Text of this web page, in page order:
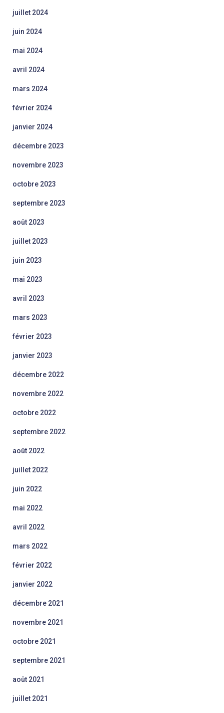
juillet 2024
juin 2024
mai 2024
avril 2024
mars 2024
février 2024
janvier 2024
décembre 2023
novembre 2023
octobre 2023
septembre 2023
août 2023
juillet 2023
juin 2023
mai 2023
avril 2023
mars 2023
février 2023
janvier 2023
décembre 2022
novembre 2022
octobre 2022
septembre 2022
août 2022
juillet 2022
juin 2022
mai 2022
avril 2022
mars 2022
février 2022
janvier 2022
décembre 2021
novembre 2021
octobre 2021
septembre 2021
août 2021
juillet 2021